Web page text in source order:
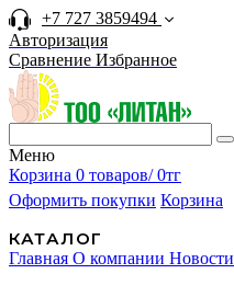
+7 727 3859494
Авторизация
Сравнение Избранное
Меню
Корзина 0 товаров/ 0тг
Оформить покупки Корзина
КАТАЛОГ
Главная О компании Новости